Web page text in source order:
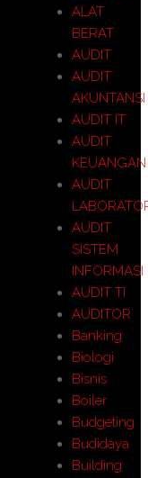
ALAT
BERAT
AUDIT
AUDIT
AKUNTANSI
AUDIT IT
AUDIT
KEUANGAN
AUDIT
AUDIT
SISTEM
INFORMASI
AUDIT TI
AUDITOR
Banking
Biologi
Bisnis
Boiler
Budgeting
Budidaya
Building